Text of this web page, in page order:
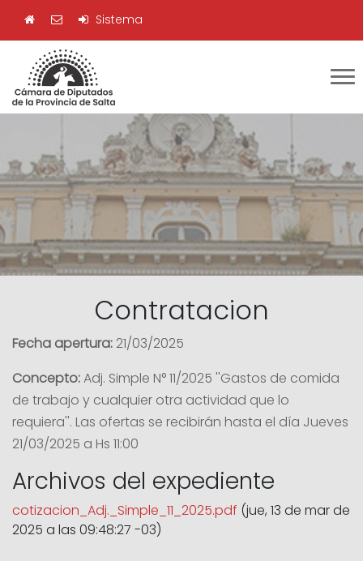
Sistema
Contratacion
Fecha apertura: 21/03/2025
Concepto:Adj. Simple N° 11/2025 ''Gastos de comida
de trabajo y cualquier otra actividad que lo
requiera''. Las ofertas se recibirán hasta el día Jueves
21/03/2025 a Hs 11:00
Archivos del expediente
cotizacion_Adj._Simple_11_2025.pdf (jue, 13 de mar de
2025 a las 09:48:27 -03)